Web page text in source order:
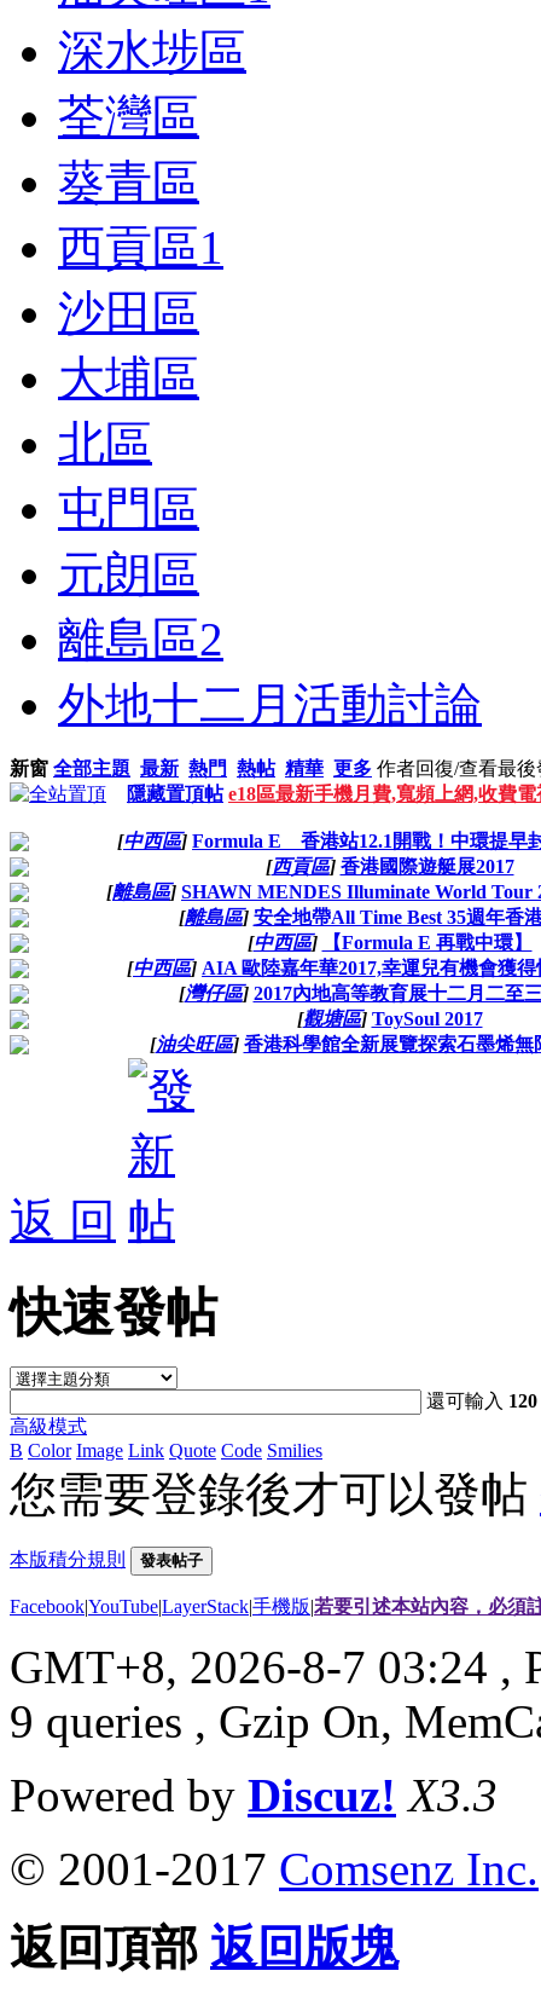
深水埗區
荃灣區
葵青區
西貢區1
沙田區
大埔區
北區
屯門區
元朗區
離島區2
外地十二月活動討論
新窗 全部主題 最新 熱門 熱帖 精華 更多 作者回復/查看最後
隱藏置頂帖 e18區最新手機月費,寬頻上網,收費
[中西區] Formula E 香港站12.1開戰！中環提早
[西貢區] 香港國際遊艇展2017
[離島區] SHAWN MENDES Illuminate World Tour
[離島區] 安全地帶All Time Best 35週年香
[中西區]
【Formula E 再戰中環】
[中西區] AIA 歐陸嘉年華2017,幸運兒有機會獲
[灣仔區] 2017內地高等教育展十二月二至
[觀塘區] ToySoul 2017
[油尖旺區] 香港科學館全新展覽探索石墨烯無
返 回
快速發帖
還可輸入 120
高級模式
B Color Image Link Quote Code Smilies
您需要登錄後才可以發帖
本版積分規則 發表帖子
Facebook|YouTube|LayerStack|手機版|若要引述本站內容，必須
GMT+8, 2026-8-7 03:24 ,
9 queries , Gzip On,
Powered by Discuz! X3.3
© 2001-2017 Comsenz Inc.
返回頂部 返回版塊